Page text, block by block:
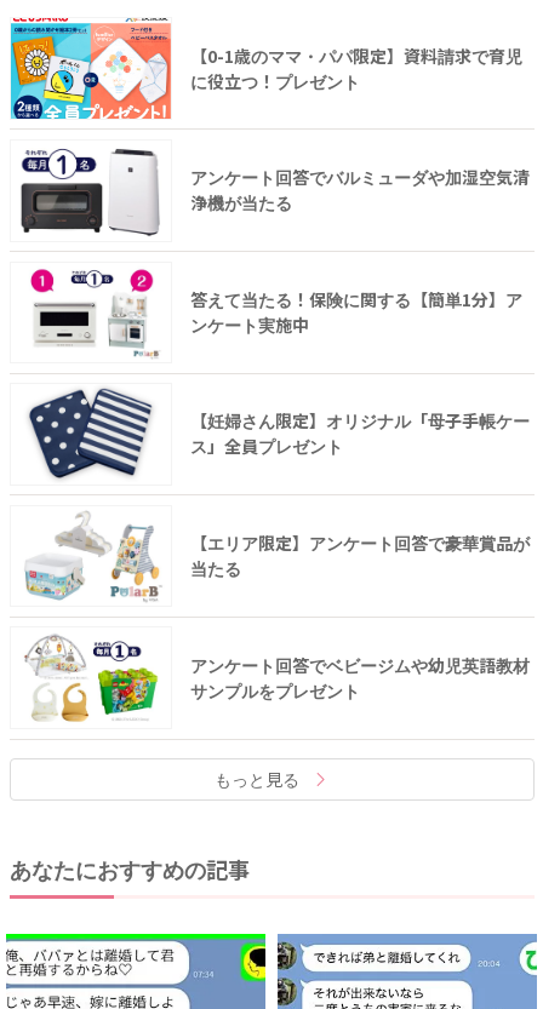
【0-1歳のママ・パパ限定】資料請求で育児
に役立つ！プレゼント
アンケート回答でバルミューダや加湿空気清
浄機が当たる
答えて当たる！保険に関する【簡単1分】ア
ンケート実施中
【妊婦さん限定】オリジナル「母子手帳ケー
ス」全員プレゼント
【エリア限定】アンケート回答で豪華賞品が
当たる
アンケート回答でベビージムや幼児英語教材
サンプルをプレゼント
もっと見る
あなたにおすすめの記事